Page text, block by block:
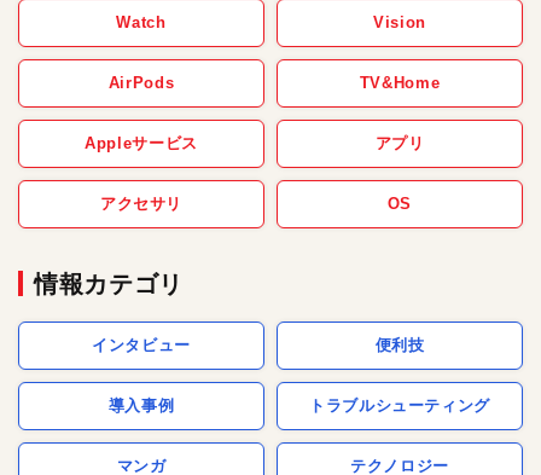
Watch Vision
AirPods TV&Home
Appleサービス アプリ
アクセサリ OS
情報カテゴリ
インタビュー 便利技
導入事例 トラブルシューティング
マンガ テクノロジー